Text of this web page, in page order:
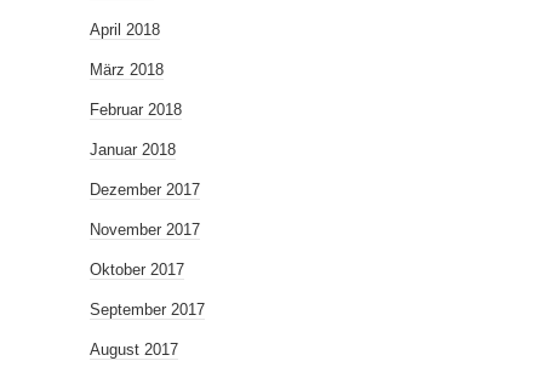
April 2018
März 2018
Februar 2018
Januar 2018
Dezember 2017
November 2017
Oktober 2017
September 2017
August 2017